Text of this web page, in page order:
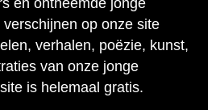
en ontheemde jonge
op onze site
verhalen, poëzie, kunst,
van onze jonge
is helemaal gratis.